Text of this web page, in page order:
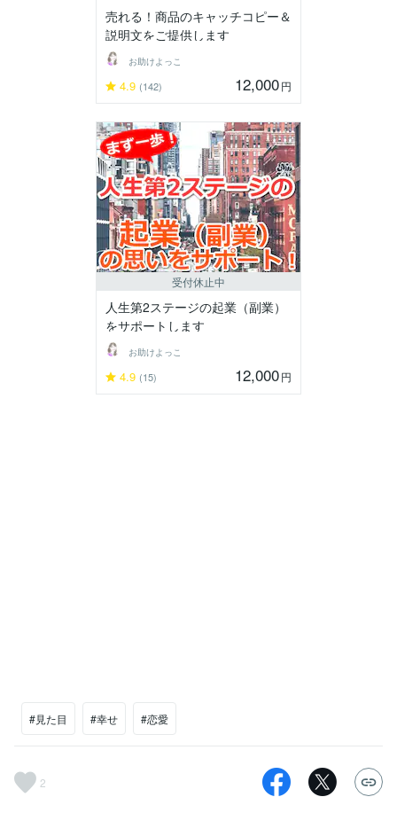
売れる！商品のキャッチコピー＆
説明文をご提供します
お助けよっこ
4.9 (142) 12,000円
受付休止中
人生第2ステージの起業（副業）
をサポートします
お助けよっこ
4.9 (15) 12,000円
#見た目 #幸せ #恋愛
2